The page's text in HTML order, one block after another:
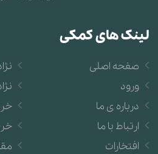
لینک های کمکی
صفحه اصلی
ورود
درباره ی ما
ارتباط با ما
افتخارات